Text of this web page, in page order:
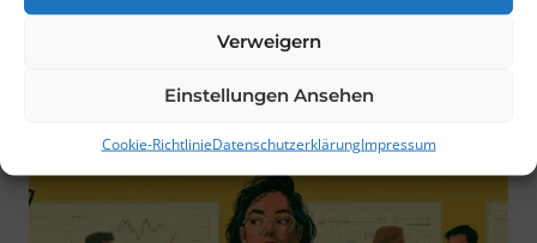
Verweigern
Einstellungen Ansehen
Cookie-RichtlinieDatenschutzerklärungImpressum
ENTHÜLLT:
EIN
GUTES
STARTUP
AUSZEICHNET